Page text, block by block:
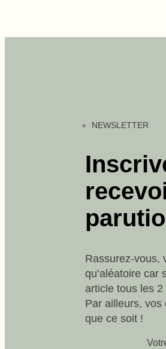
NEWSLETTER
Rassurez-vous,
qu’aléatoire car
article tous les 2
Par ailleurs, vos
que ce soit !